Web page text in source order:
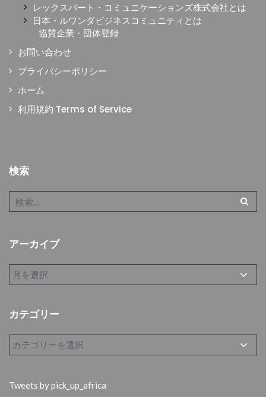
レックスバート・コミュニケーションズ株式会社とは
日本・ルワンダビジネスコミュニティとは
協賛企業・団体登録
お問い合わせ
プライバシーポリシー
ホーム
利用規約 Terms of Service
検索
アーカイブ
カテゴリー
Tweets by pick_up_africa